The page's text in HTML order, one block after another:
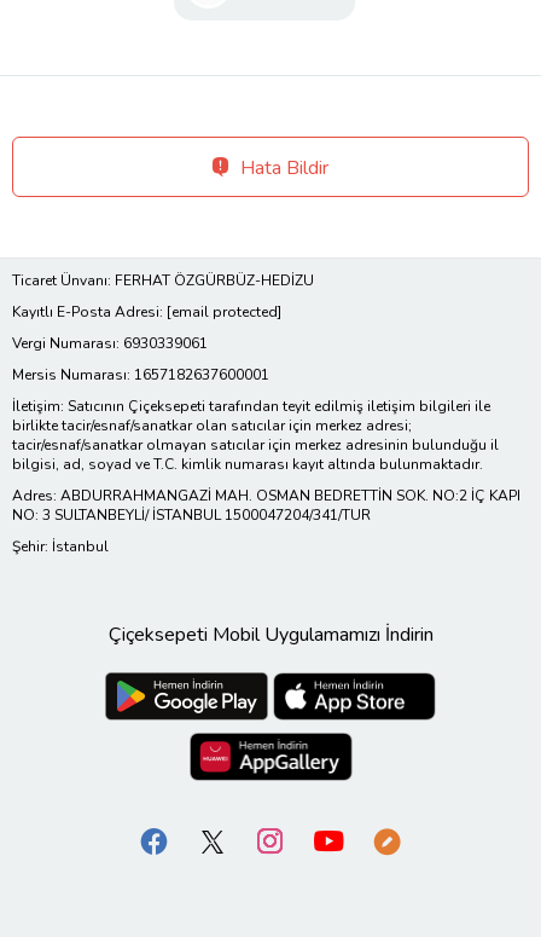
Hata Bildir
Ticaret Ünvanı: FERHAT ÖZGÜRBÜZ-HEDİZU
Kayıtlı E-Posta Adresi: [email protected]
Vergi Numarası: 6930339061
Mersis Numarası: 1657182637600001
İletişim: Satıcının Çiçeksepeti tarafından teyit edilmiş iletişim bilgileri ile
birlikte tacir/esnaf/sanatkar olan satıcılar için merkez adresi;
tacir/esnaf/sanatkar olmayan satıcılar için merkez adresinin bulunduğu il
bilgisi, ad, soyad ve T.C. kimlik numarası kayıt altında bulunmaktadır.
Adres: ABDURRAHMANGAZİ MAH. OSMAN BEDRETTİN SOK. NO:2 İÇ KAPI
NO: 3 SULTANBEYLİ/ İSTANBUL 1500047204/341/TUR
Şehir: İstanbul
Çiçeksepeti Mobil Uygulamamızı İndirin